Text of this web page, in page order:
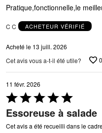
Pratique,fonctionnelle,le
C C ACHETEUR VÉRIFIÉ
Acheté le 13 juill. 2026
Cet avis vous a-t-il été utile?
0
11 févr. 2026
Coté
5 sur
5
Essoreuse à salade
Cet avis a été recueilli dans le